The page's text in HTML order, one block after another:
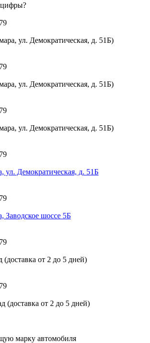
цифры?
ул. Демократическая, д. 51Б)
ул. Демократическая, д. 51Б)
ул. Демократическая, д. 51Б)
ул. Демократическая, д. 51Б
Заводское шоссе 5Б
от 2 до 5 дней)
(доставка от 2 до 5 дней)
марку автомобиля